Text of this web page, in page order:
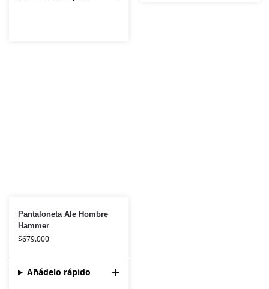
Pantaloneta Ale Hombre
Hammer
$679.000
Añádelo rápido